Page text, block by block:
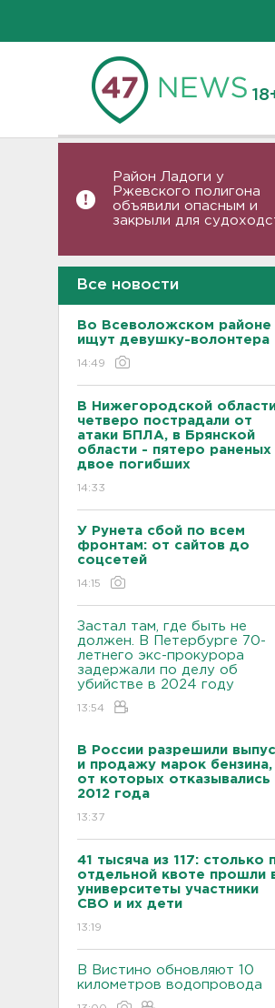
Район Ладоги у
Ржевского полигона
объявили опасным и
закрыли для
Все новости
Во Всеволожском районе
ищут девушку-волонтера
14:49
В Нижегородской
четверо пострадали от
атаки БПЛА, в Брянской
области - пятеро раненых
двое погибших
14:33
У Рунета сбой по всем
фронтам: от сайтов до
соцсетей
14:15
Застал там, где быть не
должен. В Петербурге 70-
летнего экс-прокурора
задержали по делу об
убийстве в 2024 году
13:54
В России разрешили
и продажу марок бензина,
от которых отказывались
2012 года
13:37
41 тысяча из 117: столько
отдельной квоте прошли
университеты участники
СВО и их дети
13:19
В Вистино обновляют 10
километров водопровода